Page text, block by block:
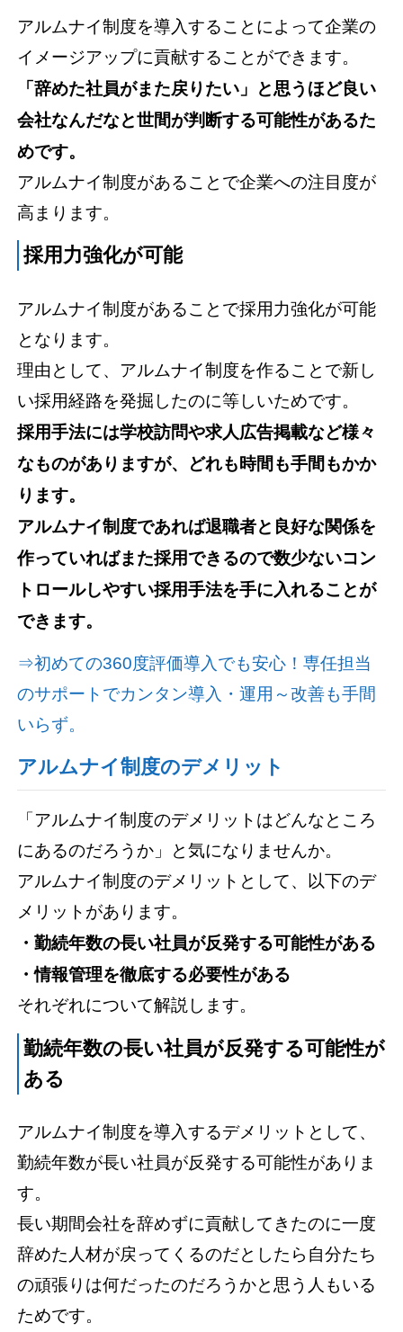
アルムナイ制度を導入することによって企業の
イメージアップに貢献することができます。
「辞めた社員がまた戻りたい」と思うほど良い
会社なんだなと世間が判断する可能性があるた
めです。
アルムナイ制度があることで企業への注目度が
高まります。
採用力強化が可能
アルムナイ制度があることで採用力強化が可能
となります。
理由として、アルムナイ制度を作ることで新し
い採用経路を発掘したのに等しいためです。
採用手法には学校訪問や求人広告掲載など様々
なものがありますが、どれも時間も手間もかか
ります。
アルムナイ制度であれば退職者と良好な関係を
作っていればまた採用できるので数少ないコン
トロールしやすい採用手法を手に入れることが
できます。
⇒初めての360度評価導入でも安心！専任担当
のサポートでカンタン導入・運用～改善も手間
いらず。
アルムナイ制度のデメリット
「アルムナイ制度のデメリットはどんなところ
にあるのだろうか」と気になりませんか。
アルムナイ制度のデメリットとして、以下のデ
メリットがあります。
・勤続年数の長い社員が反発する可能性がある
・情報管理を徹底する必要性がある
それぞれについて解説します。
勤続年数の長い社員が反発する可能性が
ある
アルムナイ制度を導入するデメリットとして、
勤続年数が長い社員が反発する可能性がありま
す。
長い期間会社を辞めずに貢献してきたのに一度
辞めた人材が戻ってくるのだとしたら自分たち
の頑張りは何だったのだろうかと思う人もいる
ためです。